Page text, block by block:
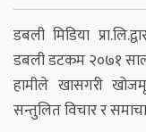
डबली मिडिया
डबली डटकम २०७१
हामीले खासगरी
सन्तुलित विचार र